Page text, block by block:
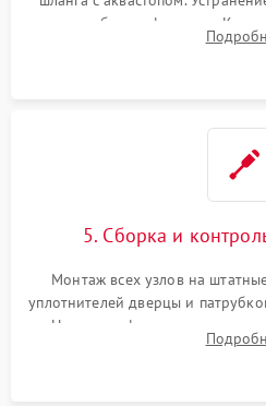
патрубках и фильтрах.
управления, восстановление
5. Сборка и
Монтаж всех узлов на
уплотнителей дверцы и
Надежная фиксация хомутов
сборка корпуса и